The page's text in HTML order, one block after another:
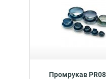
Промрукав